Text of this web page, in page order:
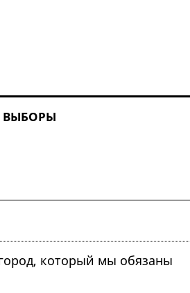
ВЫБОРЫ
который мы обязаны